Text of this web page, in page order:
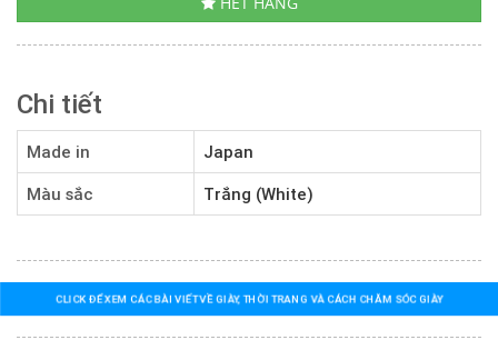
Chi tiết
Made in
Japan
Màu sắc
Trắng (White)
CLICK ĐỂ XEM CÁC BÀI VIẾT VỀ GIÀY, THỜI TRANG VÀ CÁCH CHĂM SÓC GIÀY